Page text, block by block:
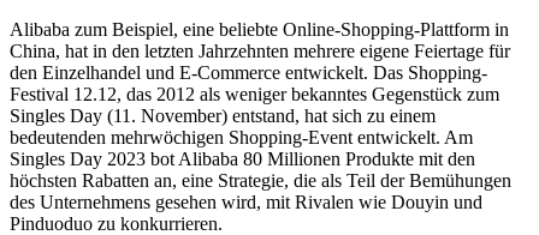
Alibaba zum Beispiel, eine beliebte Online-Shopping-Plattform in
China, hat in den letzten Jahrzehnten mehrere eigene Feiertage für
den Einzelhandel und E-Commerce entwickelt. Das Shopping-
Festival 12.12, das 2012 als weniger bekanntes Gegenstück zum
Singles Day (11. November) entstand, hat sich zu einem
bedeutenden mehrwöchigen Shopping-Event entwickelt. Am
Singles Day 2023 bot Alibaba 80 Millionen Produkte mit den
höchsten Rabatten an, eine Strategie, die als Teil der Bemühungen
des Unternehmens gesehen wird, mit Rivalen wie Douyin und
Pinduoduo zu konkurrieren.